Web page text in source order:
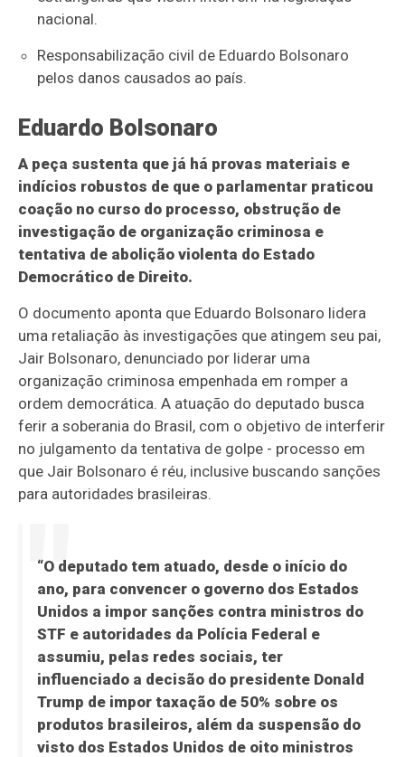
nacional.
Responsabilização civil de Eduardo Bolsonaro
pelos danos causados ao país.
Eduardo Bolsonaro
A peça sustenta que já há provas materiais e
indícios robustos de que o parlamentar praticou
coação no curso do processo, obstrução de
investigação de organização criminosa e
tentativa de abolição violenta do Estado
Democrático de Direito.
O documento aponta que Eduardo Bolsonaro lidera
uma retaliação às investigações que atingem seu pai,
Jair Bolsonaro, denunciado por liderar uma
organização criminosa empenhada em romper a
ordem democrática. A atuação do deputado busca
ferir a soberania do Brasil, com o objetivo de interferir
no julgamento da tentativa de golpe - processo em
que Jair Bolsonaro é réu, inclusive buscando sanções
para autoridades brasileiras.
“O deputado tem atuado, desde o início do
ano, para convencer o governo dos Estados
Unidos a impor sanções contra ministros do
STF e autoridades da Polícia Federal e
assumiu, pelas redes sociais, ter
influenciado a decisão do presidente Donald
Trump de impor taxação de 50% sobre os
produtos brasileiros, além da suspensão do
visto dos Estados Unidos de oito ministros